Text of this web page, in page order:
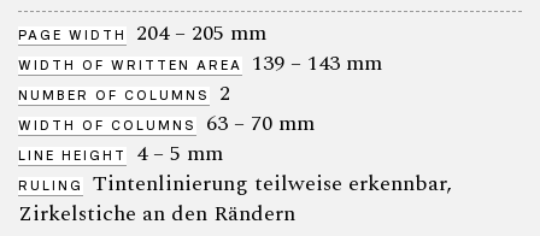
PAGE WIDTH 204 – 205 mm
WIDTH OF WRITTEN AREA 139 – 143 mm
NUMBER OF COLUMNS 2
WIDTH OF COLUMNS 63 – 70 mm
LINE HEIGHT 4 – 5 mm
RULING
Tintenlinierung teilweise erkennbar,
Zirkelstiche an den Rändern